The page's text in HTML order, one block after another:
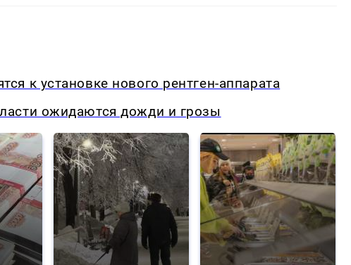
к установке нового рентген-аппарата
ожидаются дожди и грозы